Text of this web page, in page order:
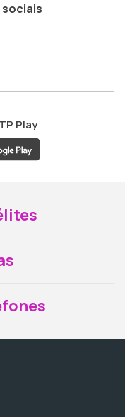
sociais
ao
Play